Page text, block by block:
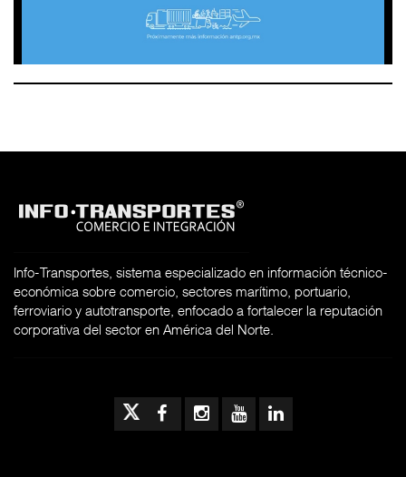
Info-Transportes, sistema especializado en información técnico-
económica sobre comercio, sectores marítimo, portuario,
ferroviario y autotransporte, enfocado a fortalecer la reputación
corporativa del sector en América del Norte.